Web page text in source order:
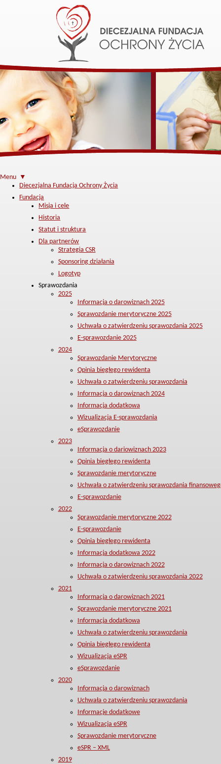
Menu ▼
Diecezjalna Fundacja Ochrony Życia
Fundacja
Misja i cele
Historia
Statut i struktura
Dla partnerów
Strategia CSR
Sponsoring działania
Logotyp
Sprawozdania
2025
Informacja o darowiznach 2025
Sprawozdanie merytoryczne 2025
Uchwała o zatwierdzeniu sprawozdania 2025
E-sprawozdanie 2025
2024
Sprawozdanie Merytoryczne
Opinia biegłego rewidenta
Uchwała o zatwierdzeniu sprawozdania
Informacja o darowiznach 2024
Informacja dodatkowa
Wizualizacja E-sprawozdania
eSprawozdanie
2023
Informacja o dariowiznach 2023
Opinia biegłego rewidenta
Sprawozdanie merytoryczne
Uchwała o zatwierdzeniu sprawozdania
E-sprawozdanie
2022
Sprawozdanie merytoryczne 2022
E-sprawozdanie
Opinia biegłego rewidenta
Informacja dodatkowa 2022
Informacja o darowiznach 2022
Uchwała o zatwierdzeniu sprawozdania 2022
2021
Informacja o darowiznach 2021
Sprawozdanie merytoryczne 2021
Informacja dodatkowa
Uchwała o zatwierdzeniu sprawozdania
Opinia biegłego rewidenta
Wizualizacja eSPR
eSprawozdanie
2020
Informacja o darowiznach
Uchwała o zatwierdzeniu sprawozdania
Informacje dodatkowe
Wizualizacja eSPR
Sprawozdanie merytoryczne
eSPR – XML
2019